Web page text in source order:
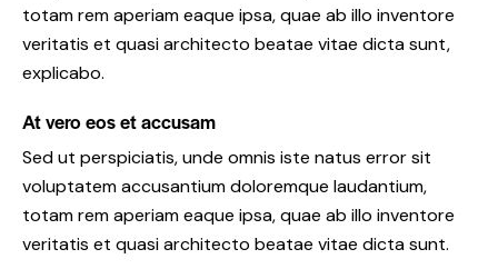
totam rem aperiam eaque ipsa, quae ab illo inventore
veritatis et quasi architecto beatae vitae dicta sunt,
explicabo.
At vero eos et accusam
Sed ut perspiciatis, unde omnis iste natus error sit
voluptatem accusantium doloremque laudantium,
totam rem aperiam eaque ipsa, quae ab illo inventore
veritatis et quasi architecto beatae vitae dicta sunt.